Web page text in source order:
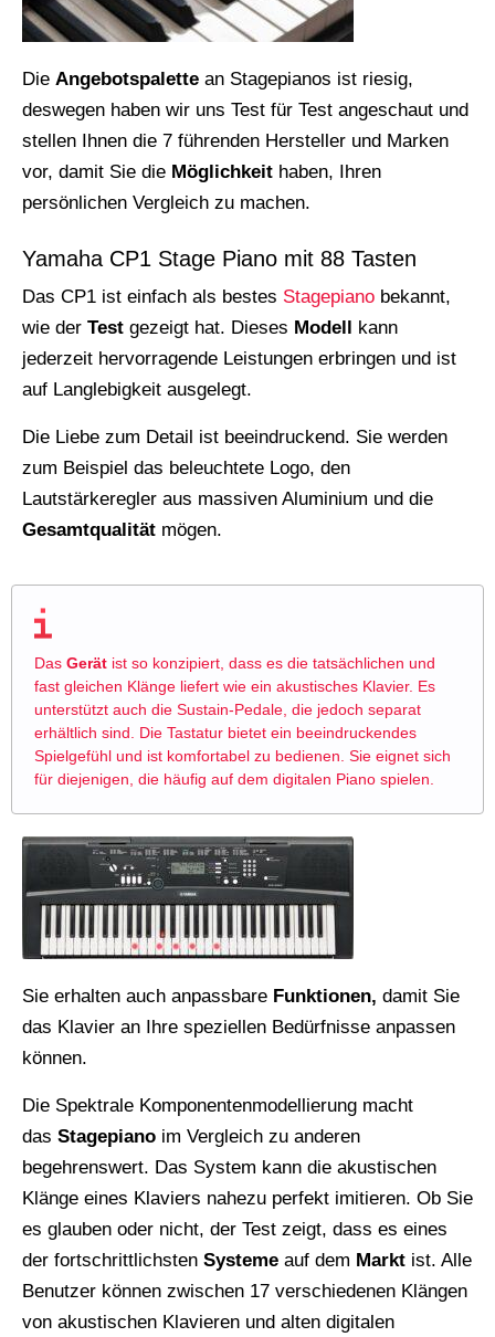
Die Angebotspalette an Stagepianos ist riesig,
deswegen haben wir uns Test für Test angeschaut und
stellen Ihnen die 7 führenden Hersteller und Marken
vor, damit Sie die Möglichkeit haben, Ihren
persönlichen Vergleich zu machen.
Yamaha CP1 Stage Piano mit 88 Tasten
Das CP1 ist einfach als bestes Stagepiano bekannt,
wie der Test gezeigt hat. Dieses Modell kann
jederzeit hervorragende Leistungen erbringen und ist
auf Langlebigkeit ausgelegt.
Die Liebe zum Detail ist beeindruckend. Sie werden
zum Beispiel das beleuchtete Logo, den
Lautstärkeregler aus massiven Aluminium und die
Gesamtqualität mögen.
Das Gerät ist so konzipiert, dass es die tatsächlichen und
fast gleichen Klänge liefert wie ein akustisches Klavier. Es
unterstützt auch die Sustain-Pedale, die jedoch separat
erhältlich sind. Die Tastatur bietet ein beeindruckendes
Spielgefühl und ist komfortabel zu bedienen. Sie eignet sich
für diejenigen, die häufig auf dem digitalen Piano spielen.
Sie erhalten auch anpassbare Funktionen, damit Sie
das Klavier an Ihre speziellen Bedürfnisse anpassen
können.
Die Spektrale Komponentenmodellierung macht
das Stagepiano im Vergleich zu anderen
begehrenswert. Das System kann die akustischen
Klänge eines Klaviers nahezu perfekt imitieren. Ob Sie
es glauben oder nicht, der Test zeigt, dass es eines
der fortschrittlichsten Systeme auf dem Markt ist. Alle
Benutzer können zwischen 17 verschiedenen Klängen
von akustischen Klavieren und alten digitalen